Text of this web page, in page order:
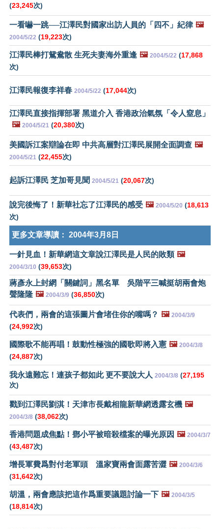
(23,245次)
一看嚇一跳──江澤民對國家出訪人員的「四不」紀律 🖼️
2004/5/22 (19,223次)
江澤民棒打鴛鴦散 生死夫妻海外重逢 🖼️ 2004/5/22 (17,868
次)
江澤民報復李祥春 2004/5/22 (17,044次)
江澤民直接指揮部署 黑道介入 香港政治氣氛「令人窒息」
🖼️ 2004/5/21 (20,380次)
美國訴江案辯論在即 中共高層對江澤民展開全面調查 🖼️
2004/5/21 (22,455次)
起訴江澤民 芝加哥見聞 2004/5/21 (20,067次)
說完後悔了！新華社忘了江澤民的感受 🖼️ 2004/5/20 (18,613
次)
更多文章導讀： 2004年3月8日
一針見血！新華網這文章說江澤民是人民的敗類 🖼️
2004/3/10 (39,653次)
蔣彥永上封網「關鍵詞」黑名單 吳階平三喊挺胡兩會炮
聲隆隆 🖼️ 2004/3/9 (36,850次)
代表們，兩會的這張圖片會堵住你的嘴嗎？ 🖼️ 2004/3/9
(24,992次)
國際歌不能再唱！鼓動性極強的國歌即將入憲 🖼️ 2004/3/8
(24,887次)
我永遠難忘！連孩子都如此 更不要說大人 2004/3/8 (27,195
次)
戳到江澤民劉淇！天津市長戴相龍新華網透露玄機 🖼️
2004/3/8 (38,062次)
香港問題成焦點！鄧小平被暗殺檔案的曝光原因 🖼️ 2004/3/7
(43,487次)
增長軍費爲對付老軍頭 溫家寶兩會面露苦澀 🖼️ 2004/3/6
(31,642次)
胡溫，兩會應該把這作爲重要議題討論一下 🖼️ 2004/3/5
(18,814次)